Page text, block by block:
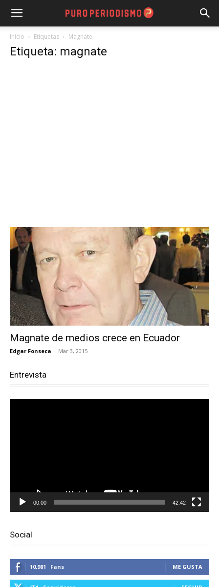
Inicio Etiquetas Magnate
Etiqueta: magnate
Magnate de medios crece en Ecuador
Edgar Fonseca - Mar 3, 2015
Entrevista
00:00 42:42
Social
10,981 Fans ME GUSTA